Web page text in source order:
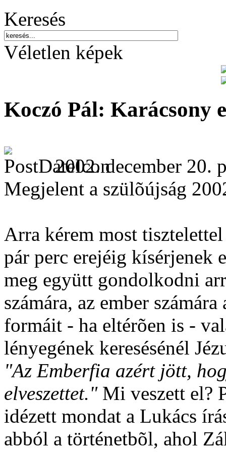
Keresés
Véletlen képek
Koczó Pál: Karácsony
2002. december 20.
Megjelent a szülõújság
Arra kérem most
pár perc erejéig kísérjenek
meg együtt gondolkodni
számára, az ember
formáit - ha eltérõen is -
lényegének keresésénél
"Az Emberfia azért jött,
elveszettet."Mi veszett el?
idézett mondat a Lukács
abból a történetbõl, ahol